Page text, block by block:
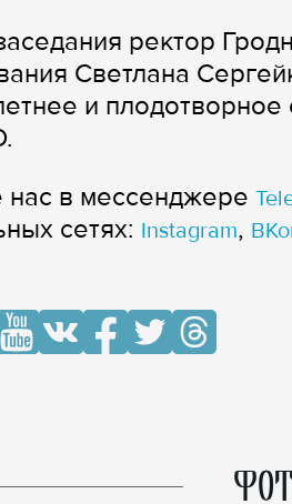
ректор
Светлана
и плодотворное
нас в мессенджере
сетях: Instagram,